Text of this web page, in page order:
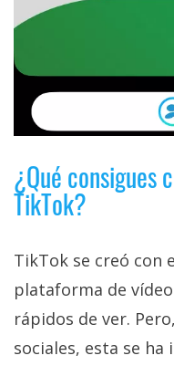
¿Qué consigues
TikTok?
TikTok se creó con
plataforma de
rápidos de ver.
sociales, esta se